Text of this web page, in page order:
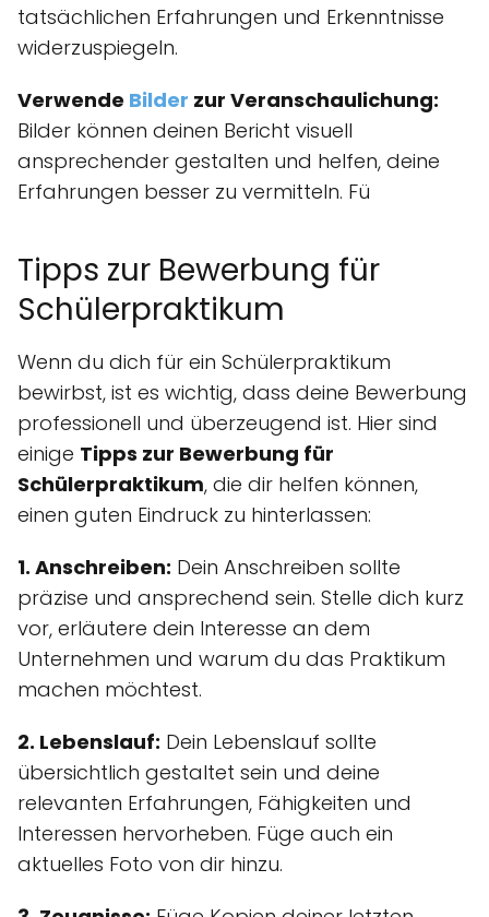
tatsächlichen Erfahrungen und Erkenntnisse
widerzuspiegeln.
Verwende Bilder zur Veranschaulichung:
Bilder können deinen Bericht visuell
ansprechender gestalten und helfen, deine
Erfahrungen besser zu vermitteln. Fü
Tipps zur Bewerbung für
Schülerpraktikum
Wenn du dich für ein Schülerpraktikum
bewirbst, ist es wichtig, dass deine Bewerbung
professionell und überzeugend ist. Hier sind
einige Tipps zur Bewerbung für
Schülerpraktikum, die dir helfen können,
einen guten Eindruck zu hinterlassen:
1. Anschreiben: Dein Anschreiben sollte
präzise und ansprechend sein. Stelle dich kurz
vor, erläutere dein Interesse an dem
Unternehmen und warum du das Praktikum
machen möchtest.
2. Lebenslauf: Dein Lebenslauf sollte
übersichtlich gestaltet sein und deine
relevanten Erfahrungen, Fähigkeiten und
Interessen hervorheben. Füge auch ein
aktuelles Foto von dir hinzu.